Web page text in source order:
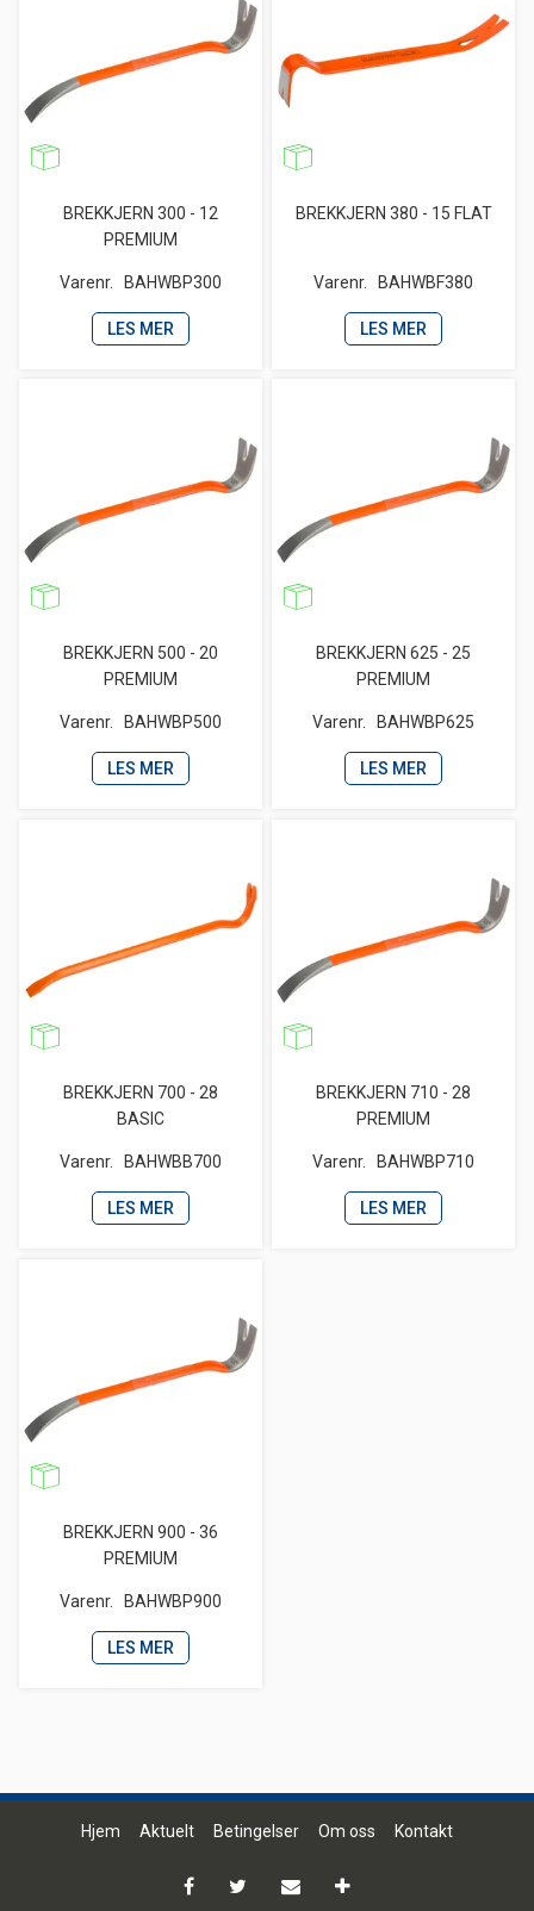
BREKKJERN 300 - 12
PREMIUM
Varenr. BAHWBP300
LES MER
BREKKJERN 380 - 15 FLAT
Varenr. BAHWBF380
LES MER
BREKKJERN 500 - 20
PREMIUM
Varenr. BAHWBP500
LES MER
BREKKJERN 625 - 25
PREMIUM
Varenr. BAHWBP625
LES MER
BREKKJERN 700 - 28
BASIC
Varenr. BAHWBB700
LES MER
BREKKJERN 710 - 28
PREMIUM
Varenr. BAHWBP710
LES MER
BREKKJERN 900 - 36
PREMIUM
Varenr. BAHWBP900
LES MER
Hjem Aktuelt Betingelser Om oss Kontakt